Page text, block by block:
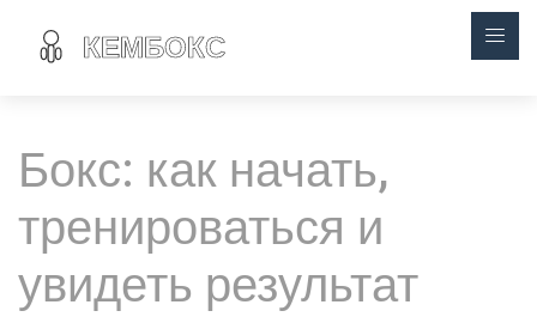
Бокс: как начать,
тренироваться и
увидеть результат